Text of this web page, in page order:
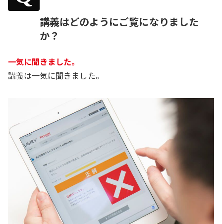
講義はどのようにご覧になりました
か？
一気に聞きました。
講義は一気に聞きました。